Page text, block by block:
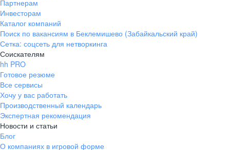
Партнерам
Инвесторам
Каталог компаний
Поиск по вакансиям в Беклемишево (Забайкальский край)
Сетка: соцсеть для нетворкинга
Соискателям
hh PRO
Готовое резюме
Все сервисы
Хочу у вас работать
Производственный календарь
Экспертная рекомендация
Новости и статьи
Блог
О компаниях в игровой форме